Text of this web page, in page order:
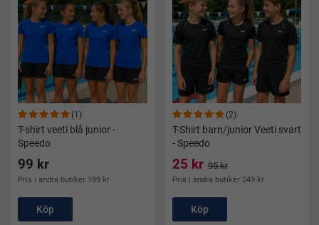
träning och vardag. Har du redan bra badkläder? Titta även in
bland vårabadkläder för fler Speedo-produkter.
(1)
T-shirt veeti blå junior -
Speedo
99 kr
Pris i andra butiker 199 kr
Köp
(2)
T-Shirt barn/junior Veeti svart
- Speedo
25 kr 95 kr
Pris i andra butiker 249 kr
Köp